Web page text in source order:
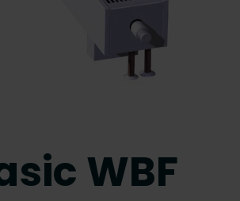
WBF